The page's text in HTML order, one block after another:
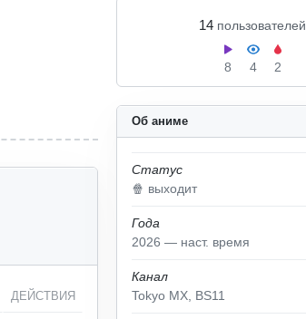
14 пользователей
8 4 2
Об аниме
Статус
🍿 выходит
Года
2026 — наст. время
Канал
Tokyo MX, BS11
ДЕЙСТВИЯ